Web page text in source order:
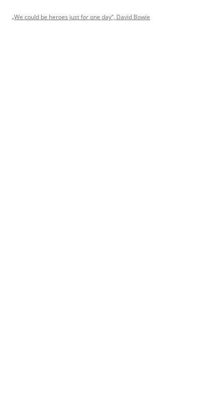
„We could be heroes just for one day“, David Bowie